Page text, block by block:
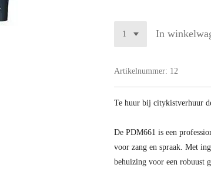
In
Artikelnummer: 12
Te huur bij citykistverhuur
De PDM661 is een
voor zang en spraak. Met
behuizing voor een robuust